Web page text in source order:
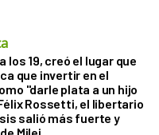
los 19, creó el lugar que
que invertir en el
"darle plata a un hijo
Rossetti, el libertario
salió más fuerte y